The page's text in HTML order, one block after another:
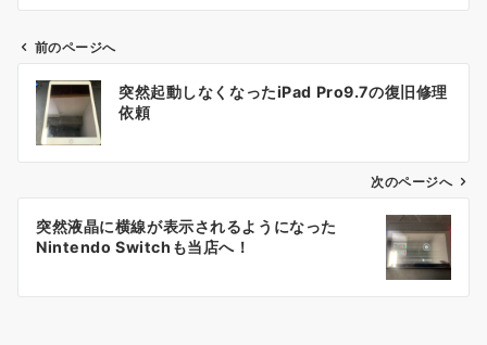
ビ
ン
前のページへ
突然起動しなくなったiPad Pro9.7の復旧修理
依頼
次のページへ
突然液晶に横線が表示されるようになった
Nintendo Switchも当店へ！